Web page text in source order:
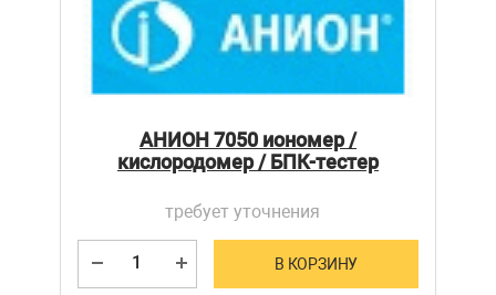
АНИОН 7050 иономер /
кислородомер / БПК-тестер
требует уточнения
В КОРЗИНУ